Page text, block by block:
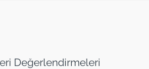
Değerlendirmeleri